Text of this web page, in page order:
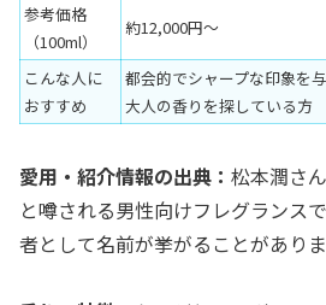
参考価格
（100ml）
約12,000円〜
こんな人に
おすすめ
都会的でシャープな印象を
大人の香りを探している方
愛用・紹介情報の出典： 松本潤さ
と噂される男性向けフレグランス
者として名前が挙がることがありま